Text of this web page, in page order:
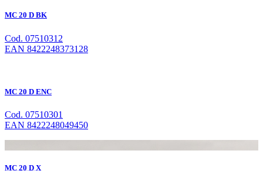
MC 20 D BK
Cod. 07510312
EAN 8422248373128
MC 20 D ENC
Cod. 07510301
EAN 8422248049450
MC 20 D X